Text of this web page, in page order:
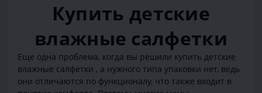
Купить детские
влажные салфетки
Еще одна проблема, когда вы решили купить детские
влажные салфетки , а нужного типа упаковки нет, ведь
они отличаются по функционалу, что также входит в